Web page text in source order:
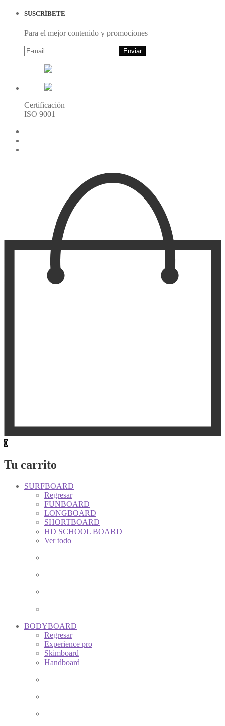
SUSCRÍBETE
Para el mejor contenido y promociones
Enviar
Certificación
ISO 9001
0
Tu carrito
SURFBOARD
Regresar
FUNBOARD
LONGBOARD
SHORTBOARD
HD SCHOOL BOARD
Ver todo
BODYBOARD
Regresar
Experience pro
Skimboard
Handboard